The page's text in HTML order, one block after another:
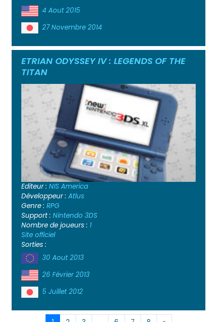
4 Aout 2015
27 Novembre 2014
ETRIAN ODYSSEY IV : LEGENDS OF THE
TITAN
Editeur : NIS America
Développeur : Atlus
Genre : RPG
Support : Nintendo 3DS
Nombre de joueurs : 1
Site officiel
Sorties :
30 Aout 2013
26 Février 2013
5 Juillet 2012